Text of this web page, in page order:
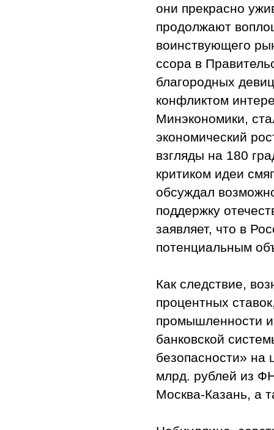
они прекрасно
продолжают
воинствующего
ссора в
благородных
конфликтом
Минэкономики,
экономический
взгляды на 180
критиком идеи
обсуждал
поддержку
заявляет, что в
потенциальным
Как следствие,
процентных
промышленности
банковской
безопасности» на
млрд. рублей из
Москва-Казань, а